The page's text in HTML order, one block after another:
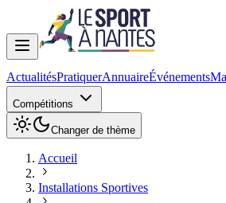
ActualitésPratiquerAnnuaireÉvénements
Compétitions
Changer de thème
Accueil
Installations Sportives